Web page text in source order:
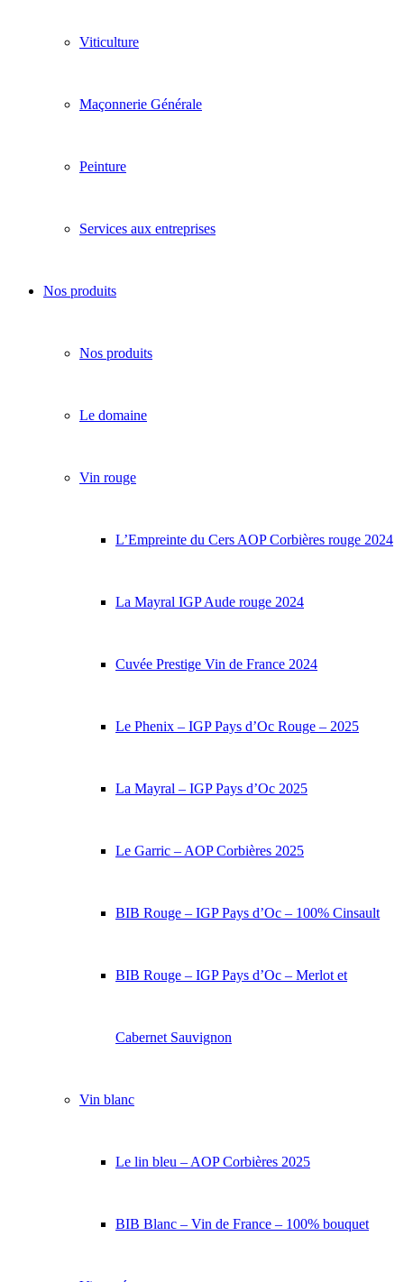
Viticulture
Maçonnerie Générale
Peinture
Services aux entreprises
Nos produits
Nos produits
Le domaine
Vin rouge
L’Empreinte du Cers AOP Corbières rouge 2024
La Mayral IGP Aude rouge 2024
Cuvée Prestige Vin de France 2024
Le Phenix – IGP Pays d’Oc Rouge – 2025
La Mayral – IGP Pays d’Oc 2025
Le Garric – AOP Corbières 2025
BIB Rouge – IGP Pays d’Oc – 100% Cinsault
BIB Rouge – IGP Pays d’Oc – Merlot et
Cabernet Sauvignon
Vin blanc
Le lin bleu – AOP Corbières 2025
BIB Blanc – Vin de France – 100% bouquet